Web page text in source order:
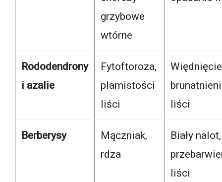
grzybowe
wtórne
Rododendrony
i azalie
Fytoftoroza,
plamistości
liści
liści
Berberysy
Mączniak,
rdza
Biały nalot,
liści